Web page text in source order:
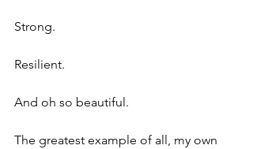
Strong.
Resilient.
And oh so beautiful.
The greatest example of all, my own